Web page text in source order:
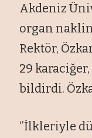
Akdeniz
organ
Rektör,
29 karaciğer,
bildirdi.
‘’İlkleriyle